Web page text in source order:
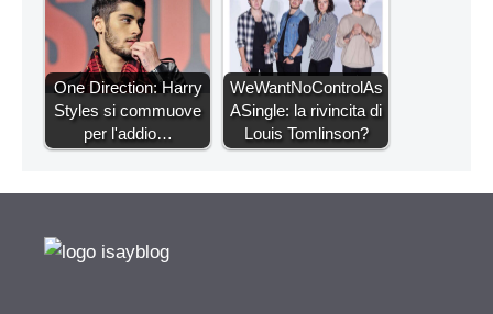
One Direction: Harry
Styles si commuove
per l'addio…
WeWantNoControlAs
ASingle: la rivincita di
Louis Tomlinson?